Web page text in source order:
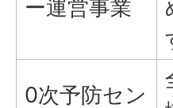
ー運営事業
0次予防セン